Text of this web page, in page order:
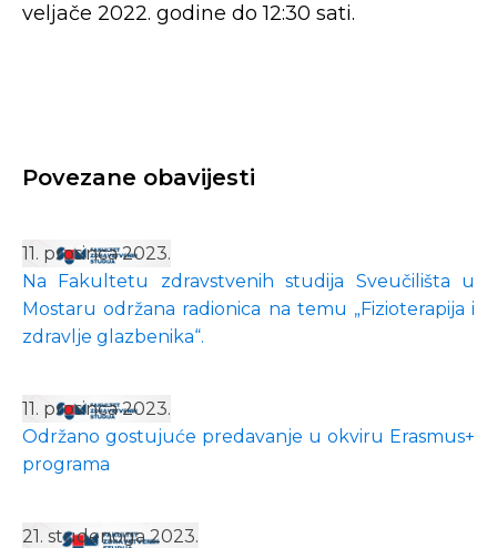
veljače 2022. godine do 12:30 sati.
Povezane obavijesti
11. prosinca 2023.
Na Fakultetu zdravstvenih studija Sveučilišta u
Mostaru održana radionica na temu „Fizioterapija i
zdravlje glazbenika“.
11. prosinca 2023.
Održano gostujuće predavanje u okviru Erasmus+
programa
21. studenoga 2023.